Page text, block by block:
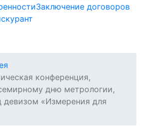
Заключение договоров
конференция,
дню метрологии,
«Измерения для